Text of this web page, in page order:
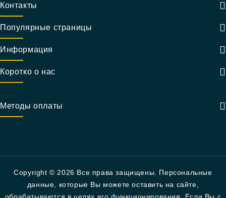
Контакты
Популярные страницы
Информация
Коротко о нас
Методы оплаты
Copyright © 2026 Все права защищены. Персональные
данные, которые Вы можете оставить на сайте,